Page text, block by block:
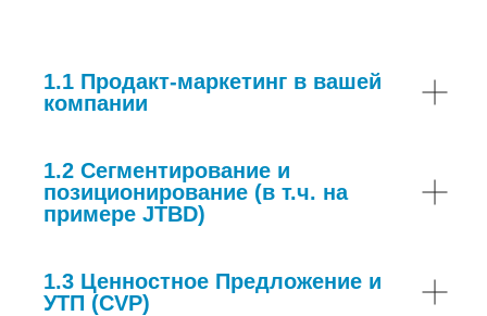
1.1 Продакт-маркетинг в вашей
компании
1.2 Сегментирование и
позиционирование (в т.ч. на
примере JTBD)
1.3 Ценностное Предложение и
УТП (CVP)